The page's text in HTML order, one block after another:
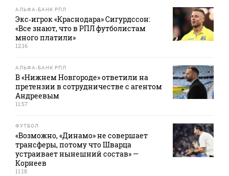
АЛЬФА-БАНК РПЛ
Экс‑игрок «Краснодара» Сигурдссон:
«Все знают, что в РПЛ футболистам
много платили»
12:16
АЛЬФА-БАНК РПЛ
В «Нижнем Новгороде» ответили на
претензии в сотрудничестве с агентом
Андреевым
11:57
ФУТБОЛ
«Возможно, «Динамо» не совершает
трансферы, потому что Шварца
устраивает нынешний состав» —
Корнеев
11:18